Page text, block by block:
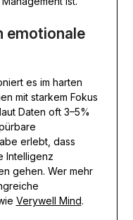
emotionale
es im harten
mit starkem Fokus
Daten oft 3–5%
erlebt, dass
Intelligenz
gehen. Wer mehr
Verywell Mind.